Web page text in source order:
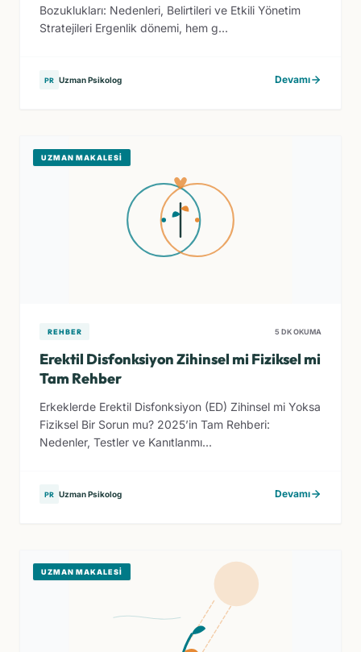
Bozuklukları: Nedenleri, Belirtileri ve Etkili Yönetim
Stratejileri Ergenlik dönemi, hem g...
PR Uzman Psikolog Devamı
UZMAN MAKALESI
REHBER 5 DK OKUMA
Erektil Disfonksiyon Zihinsel mi Fiziksel mi
Tam Rehber
Erkeklerde Erektil Disfonksiyon (ED) Zihinsel mi Yoksa
Fiziksel Bir Sorun mu? 2025’in Tam Rehberi:
Nedenler, Testler ve Kanıtlanmı...
PR Uzman Psikolog Devamı
UZMAN MAKALESI